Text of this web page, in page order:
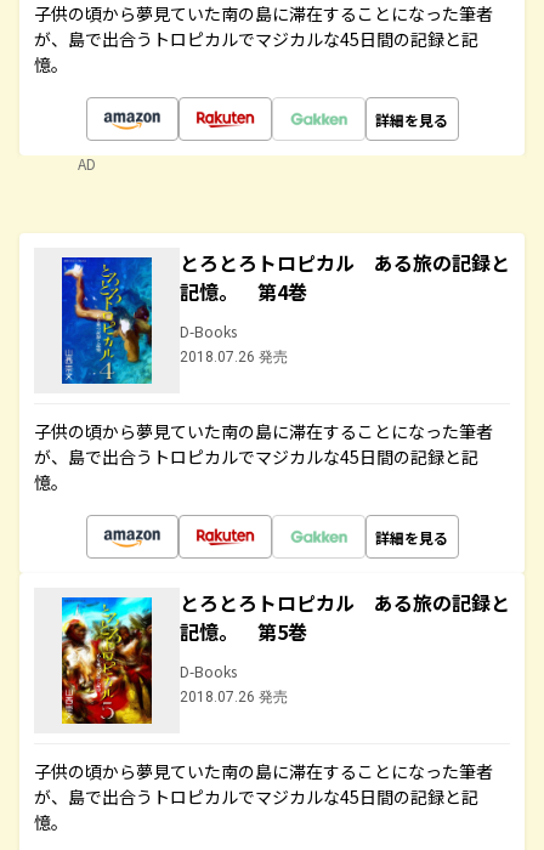
子供の頃から夢見ていた南の島に滞在することになった筆者
が、島で出合うトロピカルでマジカルな45日間の記録と記
憶。
詳細を見る
AD
とろとろトロピカル ある旅の記録と
記憶。 第4巻
D-Books
2018.07.26 発売
子供の頃から夢見ていた南の島に滞在することになった筆者
が、島で出合うトロピカルでマジカルな45日間の記録と記
憶。
詳細を見る
とろとろトロピカル ある旅の記録と
記憶。 第5巻
D-Books
2018.07.26 発売
子供の頃から夢見ていた南の島に滞在することになった筆者
が、島で出合うトロピカルでマジカルな45日間の記録と記
憶。